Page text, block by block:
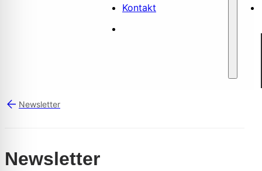
Kontakt
Newsletter
Newsletter